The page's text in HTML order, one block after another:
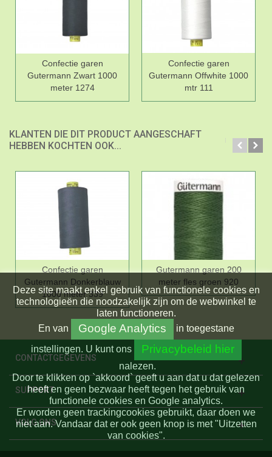
Confectie garen
Gutermann Zwart 1000
meter 1274
Confectie garen
Gutermann Offwhite 1000
mtr 111
KLANTEN DIE DIT PRODUCT AANGESCHAFT
HEBBEN KOCHTEN OOK...
Confectie garen
Gutermann Donkerblauw
1000 meter 339
Gutermann garen 200
meter fles groen 920
CONTACTGEGEVENS
SUPPORT
VOLG ONS
Deze site maakt enkel gebruik van functionele cookies en
technologieën die noodzakelijk zijn om de webwinkel te
laten functioneren.
En van Google Analytics
in toegestane
instellingen. U kunt ons Privacybeleid hier
nalezen.
Door te klikken op `akkoord` geeft u aan dat u dat gelezen
heeft en geen bezwaar heeft tegen het gebruik van
functionele cookies en Google analytics.
Er worden geen trackingcookies gebruikt, daar doen we
niet aan. Vandaar dat er ook geen knop is met "Uitzetten
van cookies".